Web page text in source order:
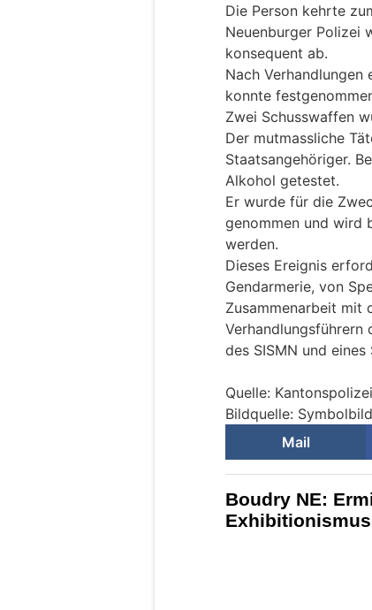
Die Person kehrte
Neuenburger Polizei
konsequent ab.
Nach
konnte
Zwei Schusswaffen
Der mutmassliche
Staatsangehöriger.
Alkohol getestet.
Er wurde für die
genommen und wird
werden.
Dieses Ereignis
Gendarmerie, von
Zusammenarbeit mit
Verhandlungsführern
des SISMN und eines
Quelle:
Bildquelle:
Mail
Boudry NE: